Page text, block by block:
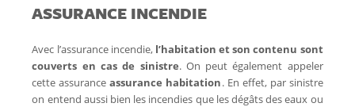
ASSURANCE INCENDIE
Avec l’assurance incendie, l’habitation et son contenu sont
couverts en cas de sinistre. On peut également appeler
cette assuranceassurance habitation. En effet, par sinistre
on entend aussi bien les incendies que les dégâts des eaux ou